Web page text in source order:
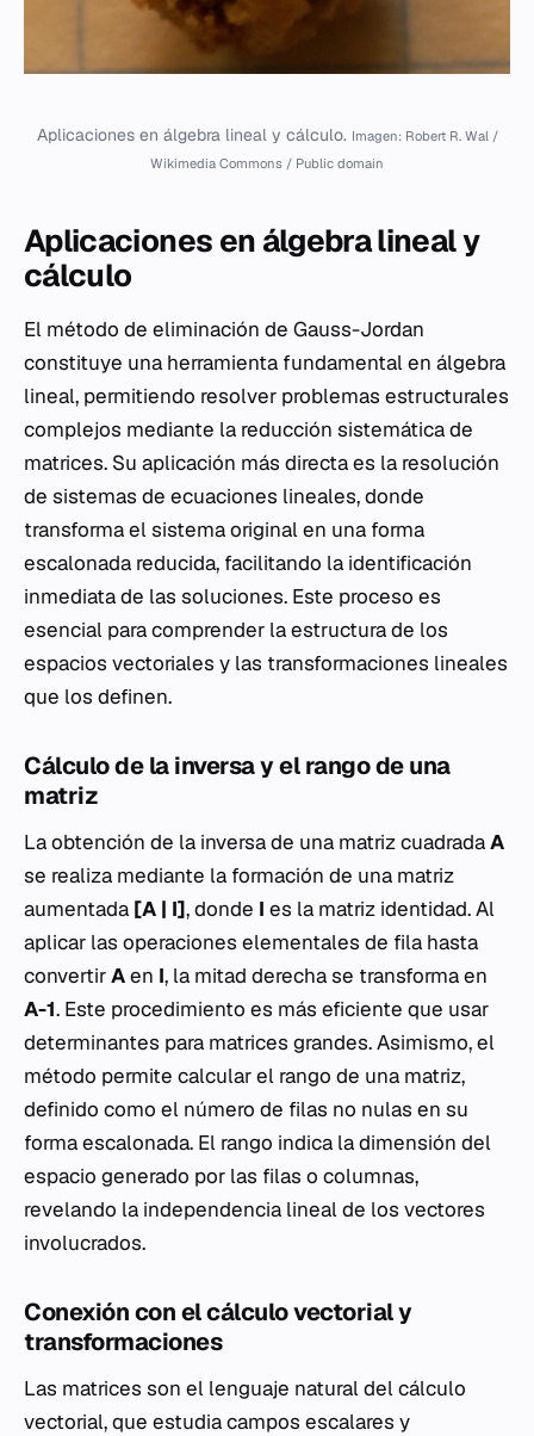
Aplicaciones en álgebra lineal y cálculo. Imagen: Robert R. Wal /
Wikimedia Commons / Public domain
Aplicaciones en álgebra lineal y
cálculo
El método de eliminación de Gauss-Jordan
constituye una herramienta fundamental en álgebra
lineal, permitiendo resolver problemas estructurales
complejos mediante la reducción sistemática de
matrices. Su aplicación más directa es la resolución
de sistemas de ecuaciones lineales, donde
transforma el sistema original en una forma
escalonada reducida, facilitando la identificación
inmediata de las soluciones. Este proceso es
esencial para comprender la estructura de los
espacios vectoriales y las transformaciones lineales
que los definen.
Cálculo de la inversa y el rango de una
matriz
La obtención de la inversa de una matriz cuadradaA
se realiza mediante la formación de una matriz
aumentada [A | I], donde I es la matriz identidad. Al
aplicar las operaciones elementales de fila hasta
convertirAen I, la mitad derecha se transforma en
A-1. Este procedimiento es más eficiente que usar
determinantes para matrices grandes. Asimismo, el
método permite calcular el rango de una matriz,
definido como el número de filas no nulas en su
forma escalonada. El rango indica la dimensión del
espacio generado por las filas o columnas,
revelando la independencia lineal de los vectores
involucrados.
Conexión con el cálculo vectorial y
transformaciones
Las matrices son el lenguaje natural del cálculo
vectorial, que estudia campos escalares y